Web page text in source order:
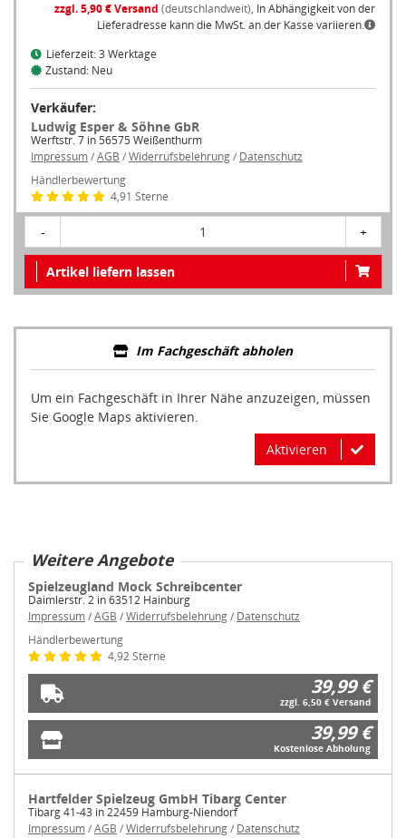
zzgl. 5,90 € Versand (deutschlandweit), In Abhängigkeit von der
Lieferadresse kann die MwSt. an der Kasse variieren.
Lieferzeit: 3 Werktage
Zustand: Neu
Verkäufer:
Ludwig Esper & Söhne GbR
Werftstr. 7 in 56575 Weißenthurm
Impressum/AGB /Widerrufsbelehrung/ Datenschutz
Händlerbewertung
4,91 Sterne
- 1 +
Artikel liefern lassen
Im Fachgeschäft abholen
Um ein Fachgeschäft in Ihrer Nähe anzuzeigen, müssen
Sie Google Maps aktivieren.
Aktivieren
Weitere Angebote
Spielzeugland Mock Schreibcenter
Daimlerstr. 2 in 63512 Hainburg
Impressum/AGB /Widerrufsbelehrung/ Datenschutz
Händlerbewertung
4,92 Sterne
39,99 €
zzgl. 6,50 € Versand
39,99 €
Kostenlose Abholung
Hartfelder Spielzeug GmbH Tibarg Center
Tibarg 41-43 in 22459 Hamburg-Niendorf
Impressum/AGB /Widerrufsbelehrung/ Datenschutz